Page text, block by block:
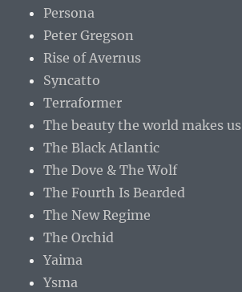
Persona
Peter Gregson
Rise of Avernus
Syncatto
Terraformer
The beauty the world makes
The Black Atlantic
The Dove & The Wolf
The Fourth Is Bearded
The New Regime
The Orchid
Yaima
Ysma